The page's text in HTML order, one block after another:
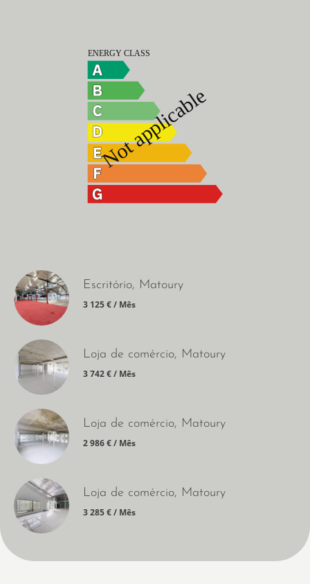
Escritório, Matoury
3 125 € / Mês
Loja de comércio, Matoury
3 742 € / Mês
Loja de comércio, Matoury
2 986 € / Mês
Loja de comércio, Matoury
3 285 € / Mês